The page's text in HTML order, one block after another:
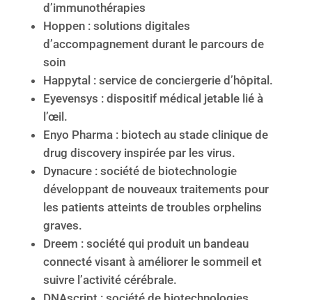
d’immunothérapies
Hoppen : solutions digitales
d’accompagnement durant le parcours de
soin
Happytal : service de conciergerie d’hôpital.
Eyevensys : dispositif médical jetable lié à
l’œil.
Enyo Pharma : biotech au stade clinique de
drug discovery inspirée par les virus.
Dynacure : société de biotechnologie
développant de nouveaux traitements pour
les patients atteints de troubles orphelins
graves.
Dreem : société qui produit un bandeau
connecté visant à améliorer le sommeil et
suivre l’activité cérébrale.